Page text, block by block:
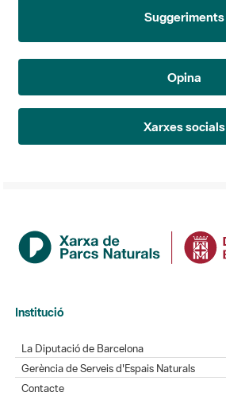
Suggeriments
Opina
Xarxes socials
Institució
La Diputació de Barcelona
Gerència de Serveis d'Espais Naturals
Contacte